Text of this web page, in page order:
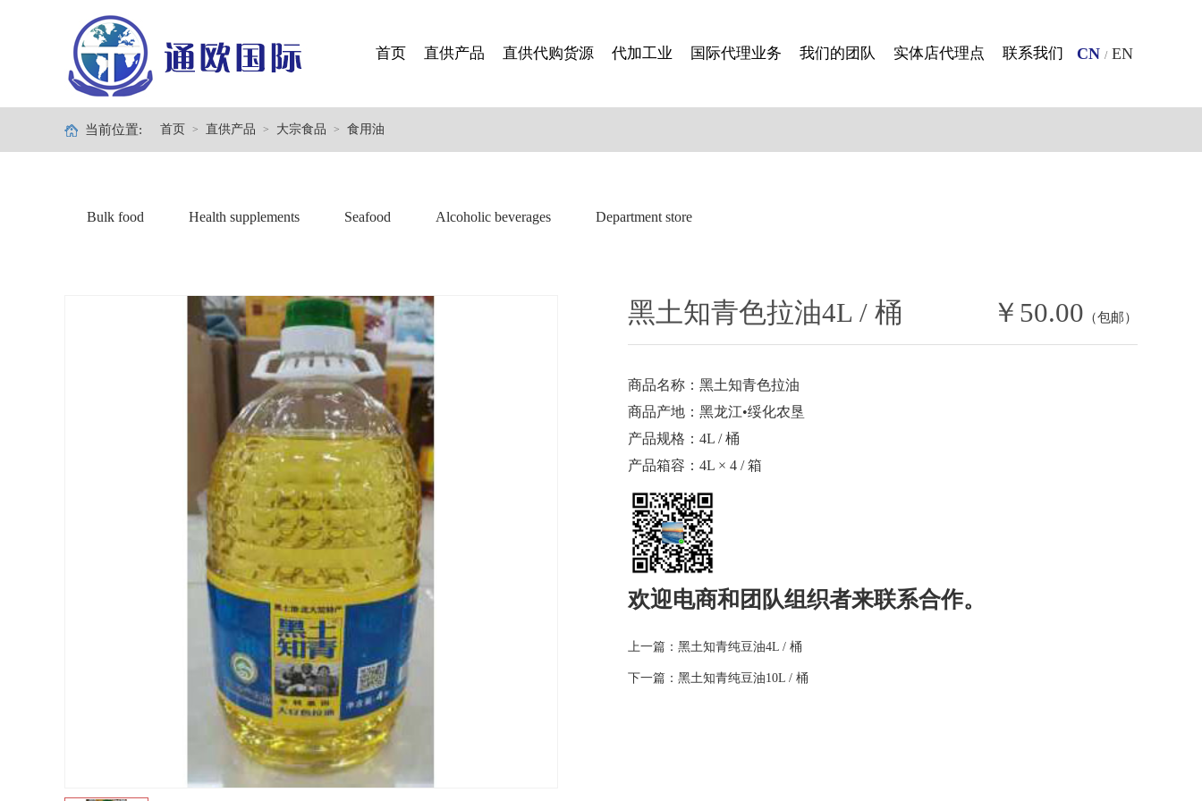
首页 直供产品 直供代购货源 代加工业 国际代理业务 我们的团队 实体店代理点 联系我们 CN / EN
当前位置: 首页 > 直供产品 > 大宗食品 > 食用油
Bulk food Health supplements Seafood Alcoholic beverages Department store
黑土知青色拉油4L / 桶 ￥50.00 （包邮）
商品名称：黑土知青色拉油
商品产地：黑龙江•绥化农垦
产品规格：4L / 桶
产品箱容：4L × 4 / 箱
欢迎电商和团队组织者来联系合作。
上一篇：黑土知青纯豆油4L / 桶
下一篇：黑土知青纯豆油10L / 桶